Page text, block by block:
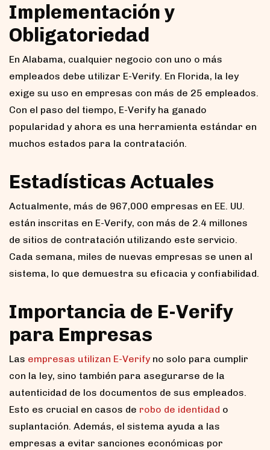
Implementación y
Obligatoriedad
En Alabama, cualquier negocio con uno o más
empleados debe utilizar E-Verify. En Florida, la ley
exige su uso en empresas con más de 25 empleados.
Con el paso del tiempo, E-Verify ha ganado
popularidad y ahora es una herramienta estándar en
muchos estados para la contratación.
Estadísticas Actuales
Actualmente, más de 967,000 empresas en EE. UU.
están inscritas en E-Verify, con más de 2.4 millones
de sitios de contratación utilizando este servicio.
Cada semana, miles de nuevas empresas se unen al
sistema, lo que demuestra su eficacia y confiabilidad.
Importancia de E-Verify
para Empresas
Las empresas utilizan E-Verifyno solo para cumplir
con la ley, sino también para asegurarse de la
autenticidad de los documentos de sus empleados.
Esto es crucial en casos de robo de identidad o
suplantación. Además, el sistema ayuda a las
empresas a evitar sanciones económicas por